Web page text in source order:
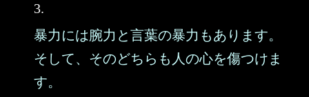
3.
暴力には腕力と言葉の暴力もあります。
そして、そのどちらも人の心を傷つけま
す。